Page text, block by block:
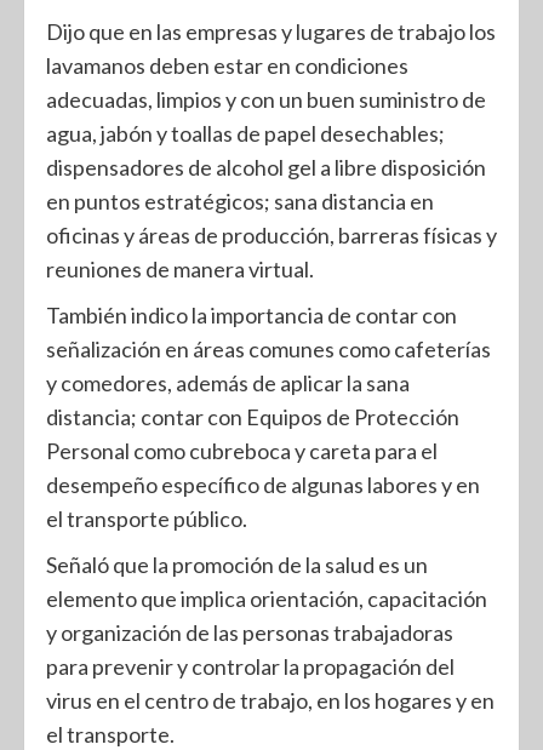
Dijo que en las empresas y lugares de trabajo los
lavamanos deben estar en condiciones
adecuadas, limpios y con un buen suministro de
agua, jabón y toallas de papel desechables;
dispensadores de alcohol gel a libre disposición
en puntos estratégicos; sana distancia en
oficinas y áreas de producción, barreras físicas y
reuniones de manera virtual.
También indico la importancia de contar con
señalización en áreas comunes como cafeterías
y comedores, además de aplicar la sana
distancia; contar con Equipos de Protección
Personal como cubreboca y careta para el
desempeño específico de algunas labores y en
el transporte público.
Señaló que la promoción de la salud es un
elemento que implica orientación, capacitación
y organización de las personas trabajadoras
para prevenir y controlar la propagación del
virus en el centro de trabajo, en los hogares y en
el transporte.